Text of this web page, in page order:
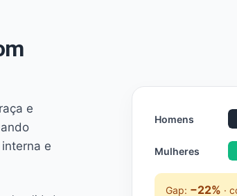
e
e
Homens
Mulheres
Gap: −22% ·